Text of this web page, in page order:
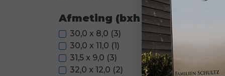
Afmeting (bxh - cm)
30,0 x 8,0 (3)
30,0 x 11,0 (1)
31,5 x 9,0 (3)
32,0 x 12,0 (2)